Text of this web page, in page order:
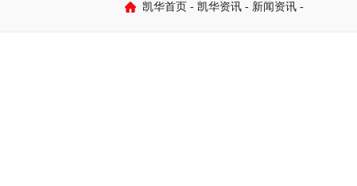
凯华首页 - 凯华资讯- 新闻资讯-